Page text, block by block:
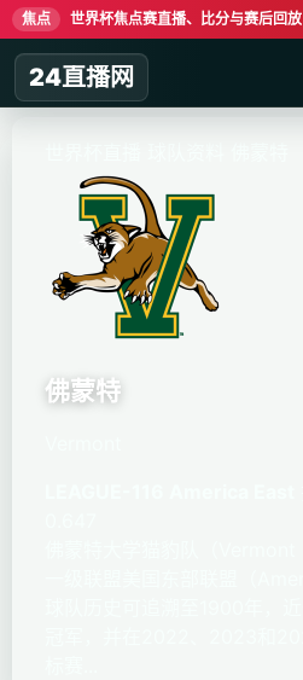
焦点 世界杯焦点赛直播、比分与赛后回放
24直播网
佛蒙特